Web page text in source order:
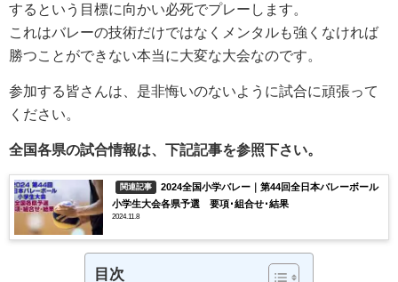
するという目標に向かい必死でプレーします。
これはバレーの技術だけではなくメンタルも強くなければ
勝つことができない本当に大変な大会なのです。
参加する皆さんは、是非悔いのないように試合に頑張って
ください。
全国各県の試合情報は、下記記事を参照下さい。
関連記事
2024全国小学バレー｜第44回全日本バレーボール
小学生大会各県予選 要項･組合せ･結果
2024.11.8
目次